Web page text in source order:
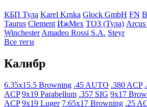
КБП Тула Karel Krnka Glock GmbH FN
Taurus Clement ИжМех ТОЗ (Тула) Arcus
WinchesterAmadeo Rossi S.A. Steyr
Все теги
Калибр
6.35x15.5 Browning .45 AUTO .380 ACP
ACP 9x19 Parabellum .357 SIG 9x17
ACP 9x19 Luger 7.65x17 Browning .25